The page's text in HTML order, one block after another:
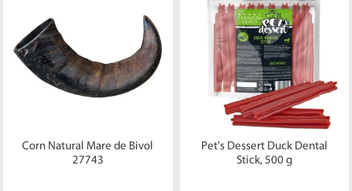
Corn Natural Mare de Bivol
27743
Pet's Dessert Duck Dental
Stick, 500 g